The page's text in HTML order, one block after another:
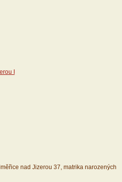
I
nad Jizerou 37, matrika narozených